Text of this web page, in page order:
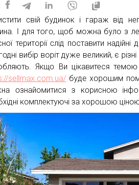
свій будинок і гараж від
І для того, щоб можна було з
території слід поставити
вибір воріт дуже великий, є
Якщо Ви цікавитеся темою
sellmax.com.ua/ буде хорошим
ознайомитися з корисною
комплектуючі за хорошою